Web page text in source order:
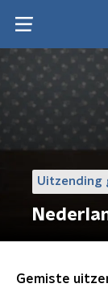
Uitzending
Gemiste